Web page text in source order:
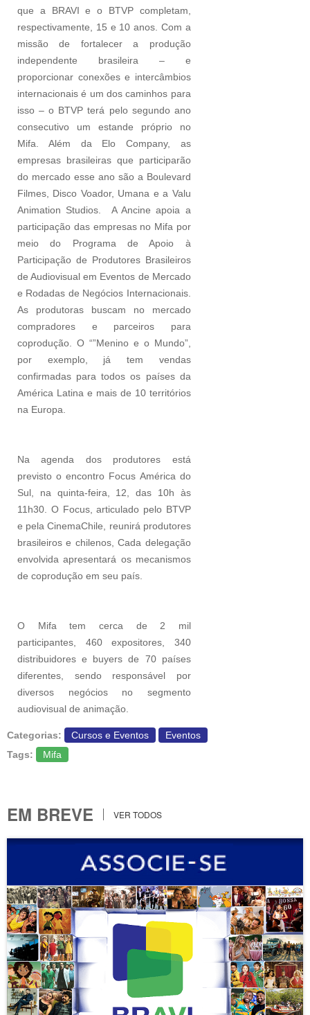
que a BRAVI e o BTVP completam,
respectivamente, 15 e 10 anos. Com a
missão de fortalecer a produção
independente brasileira – e
proporcionar conexões e intercâmbios
internacionais é um dos caminhos para
isso – o BTVP terá pelo segundo ano
consecutivo um estande próprio no
Mifa. Além da Elo Company, as
empresas brasileiras que participarão
do mercado esse ano são a Boulevard
Filmes, Disco Voador, Umana e a Valu
Animation Studios. A Ancine apoia a
participação das empresas no Mifa por
meio do Programa de Apoio à
Participação de Produtores Brasileiros
de Audiovisual em Eventos de Mercado
e Rodadas de Negócios Internacionais.
As produtoras buscam no mercado
compradores e parceiros para
coprodução. O “”Menino e o Mundo”,
por exemplo, já tem vendas
confirmadas para todos os países da
América Latina e mais de 10 territórios
na Europa.
Na agenda dos produtores está
previsto o encontro Focus América do
Sul, na quinta-feira, 12, das 10h às
11h30. O Focus, articulado pelo BTVP
e pela CinemaChile, reunirá produtores
brasileiros e chilenos, Cada delegação
envolvida apresentará os mecanismos
de coprodução em seu país.
O Mifa tem cerca de 2 mil
participantes, 460 expositores, 340
distribuidores e buyers de 70 países
diferentes, sendo responsável por
diversos negócios no segmento
audiovisual de animação.
Categorias: Cursos e Eventos
Eventos
Tags:
Mifa
EM BREVE VER TODOS